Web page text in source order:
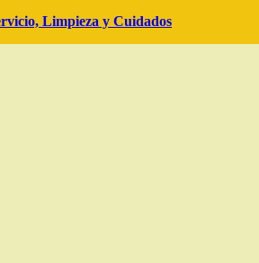
Limpieza y Cuidados